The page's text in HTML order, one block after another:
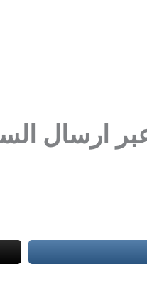
ارسال